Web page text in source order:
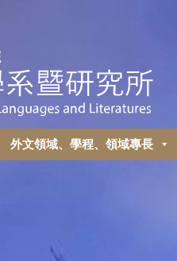
外⽂領域、學程、領域專長